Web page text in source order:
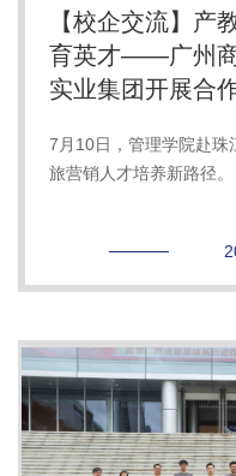
【校企交流】产
育英才——广州
实业集团开展合
7月10日，管理学院赴珠
旅营销人才培养新路径。